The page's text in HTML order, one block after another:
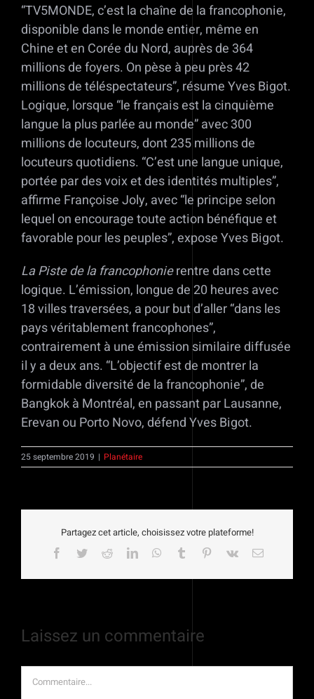
“TV5MONDE, c’est la chaîne de la francophonie,
disponible dans le monde entier, même en
Chine et en Corée du Nord, auprès de 364
millions de foyers. On pèse à peu près 42
millions de téléspectateurs”, résume Yves Bigot.
Logique, lorsque “le français est la cinquième
langue la plus parlée au monde” avec 300
millions de locuteurs, dont 235 millions de
locuteurs quotidiens. “C’est une langue unique,
portée par des voix et des identités multiples”,
affirme Françoise Joly, avec “le principe selon
lequel on encourage toute action bénéfique et
favorable pour les peuples”, expose Yves Bigot.
La Piste de la francophonierentre dans cette
logique. L’émission, longue de 20 heures avec
18 villes traversées, a pour but d’aller “dans les
pays véritablement francophones”,
contrairement à une émission similaire diffusée
il y a deux ans. “L’objectif est de montrer la
formidable diversité de la francophonie”, de
Bangkok à Montréal, en passant par Lausanne,
Erevan ou Porto Novo, défend Yves Bigot.
25 septembre 2019 | Planétaire
Partagez cet article, choisissez votre plateforme!
Facebook
TwitterRedditLinkedInWhatsApp
Tumblr Pinterest
Vk Email
Laissez un commentaire
Commentaire